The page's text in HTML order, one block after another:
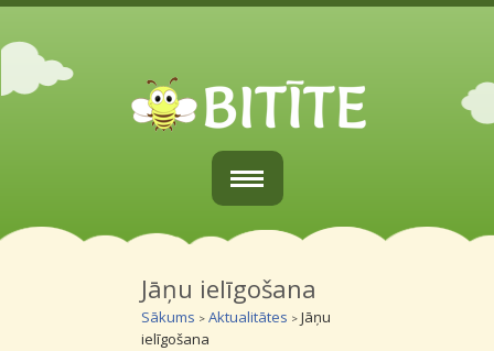
Sākums
Par mums
Vecākiem
Jāņu ielīgošana
Sākums > Aktualitātes > Jāņu
ielīgošana